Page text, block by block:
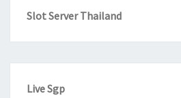
Slot Server Thailand
Live Sgp